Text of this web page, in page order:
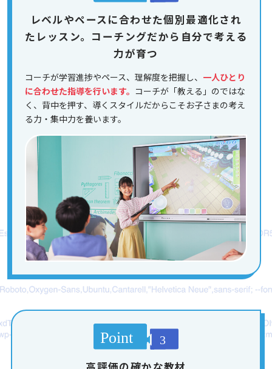
レベルやペースに合わせた個別最適化され
たレッスン。コーチングだから自分で考える
力が育つ
コーチが学習進捗やペース、理解度を把握し、 一人ひとり
に合わせた指導を行います。 コーチが「教える」のではな
く、背中を押す、導くスタイルだからこそお子さまの考え
る力・集中力を養います。